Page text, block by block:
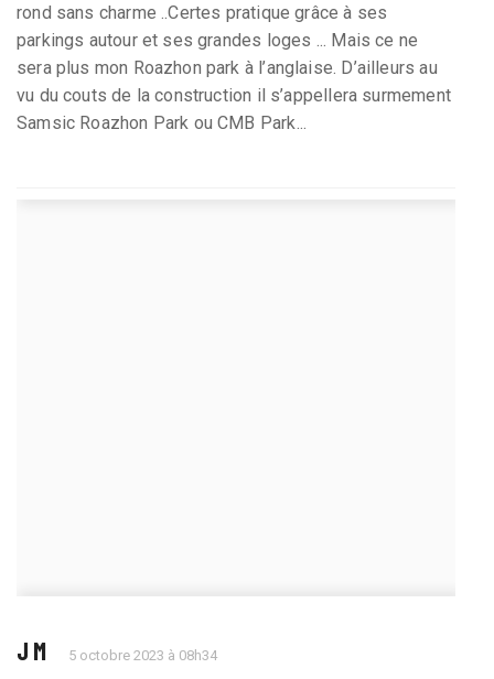
rond sans charme ..Certes pratique grâce à ses
parkings autour et ses grandes loges ... Mais ce ne
sera plus mon Roazhon park à l’anglaise. D’ailleurs au
vu du couts de la construction il s’appellera surmement
Samsic Roazhon Park ou CMB Park...
J M 5 octobre 2023 à 08h34